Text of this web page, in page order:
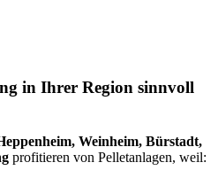
in Ihrer Region sinnvoll
Weinheim, Bürstadt,
profitieren von Pelletanlagen, weil: